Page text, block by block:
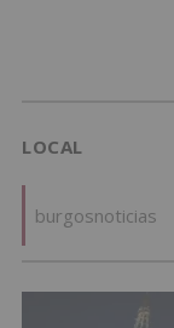
LOCAL
burgosnoticias